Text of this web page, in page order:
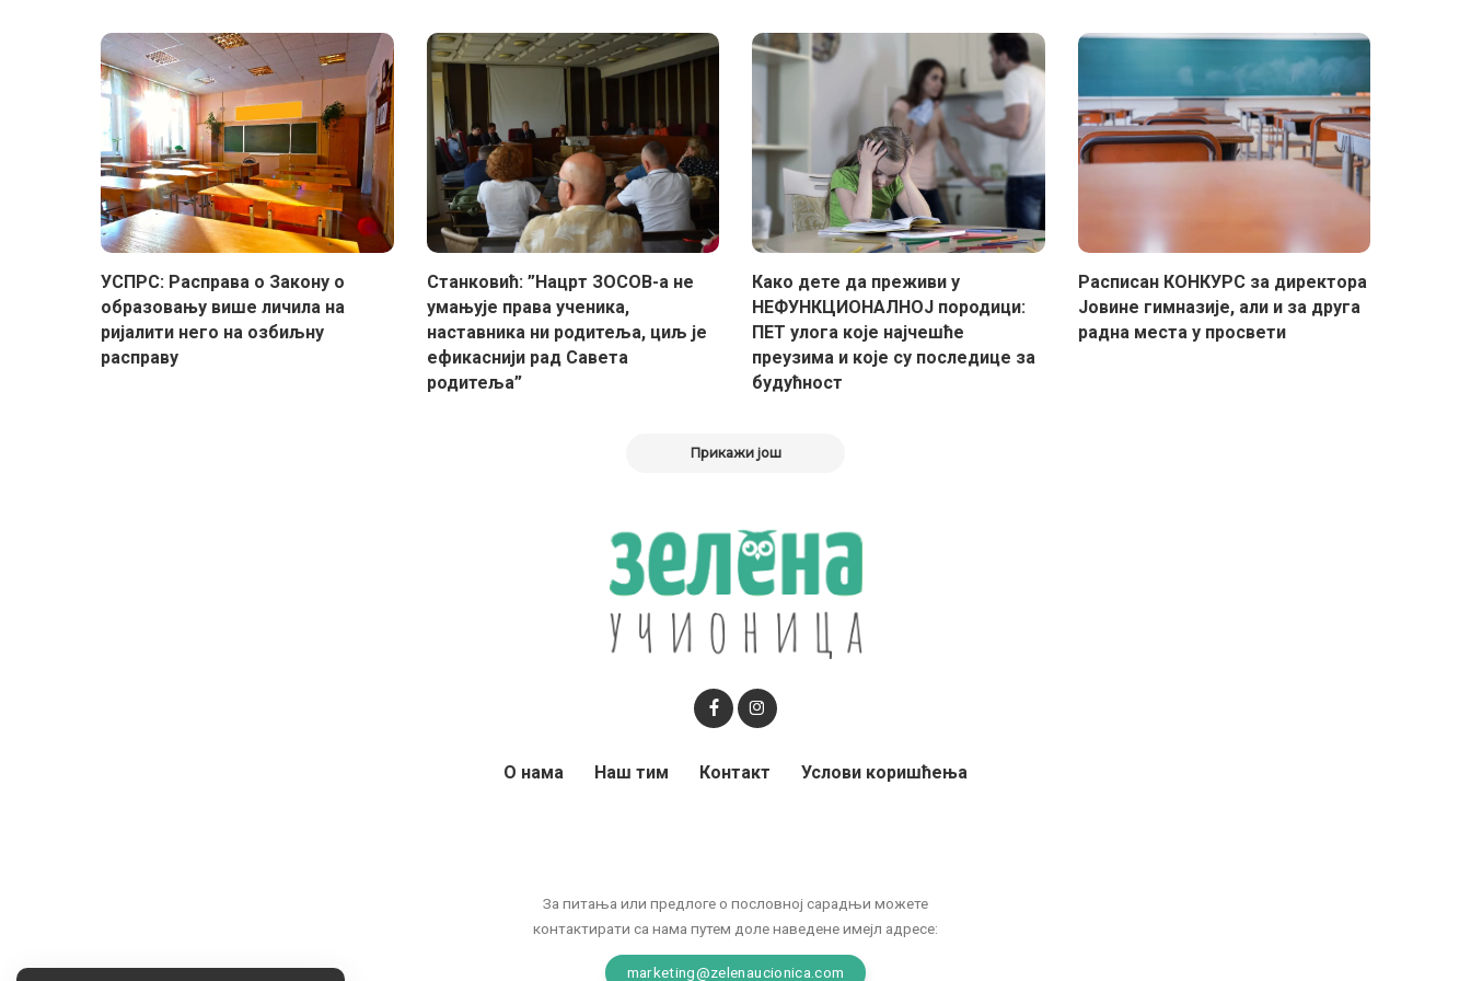
УСПРС: Расправа о Закону о
образовању више личила на
ријалити него на озбиљну
расправу
Станковић: ”Нацрт ЗОСОВ-а не
умањује права ученика,
наставника ни родитеља, циљ је
ефикаснији рад Савета
родитеља”
Како дете да преживи у
НЕФУНКЦИОНАЛНОЈ породици:
ПЕТ улога које најчешће
преузима и које су последице за
будућност
Расписан КОНКУРС за директора
Јовине гимназије, али и за друга
радна места у просвети
Прикажи још
За питања или предлоге о пословној сарадњи можете
контактирати са нама путем доле наведене имејл адресе:
marketing@zelenaucionica.com
О нама Наш тим Контакт Услови коришћења